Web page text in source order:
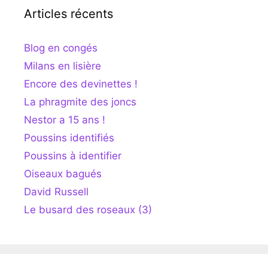
Articles récents
Blog en congés
Milans en lisière
Encore des devinettes !
La phragmite des joncs
Nestor a 15 ans !
Poussins identifiés
Poussins à identifier
Oiseaux bagués
David Russell
Le busard des roseaux (3)